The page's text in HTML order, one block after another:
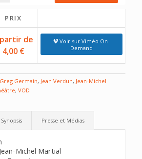
PRIX
de
4,00 €
Voir sur Viméo On
Demand
Greg Germain, Jean Verdun, Jean-Michel
, VOD
Synopsis Presse et Médias
Jean-Michel Martial